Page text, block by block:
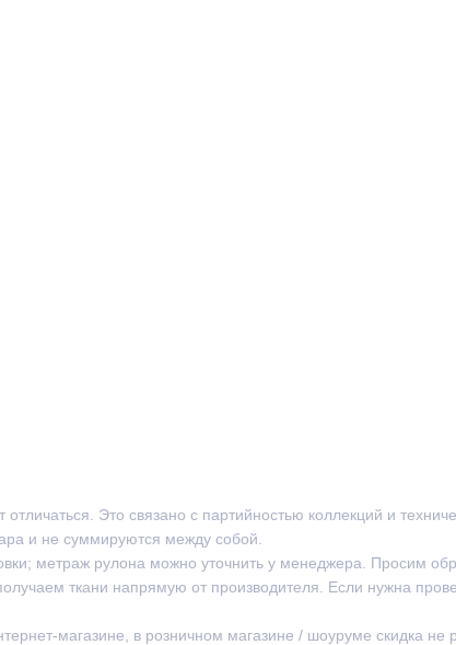
отличаться. Это связано с партийностью коллекций и
и не суммируются между собой.
метраж рулона можно уточнить у менеджера. Просим
ткани напрямую от производителя. Если нужна
магазине, в розничном магазине / шоуруме скидка не